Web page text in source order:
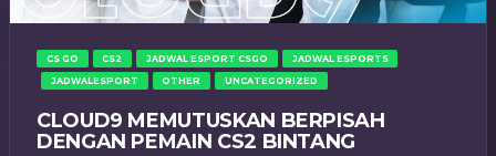
CS GO CS2 JADWAL ESPORT CSGO
JADWAL ESPORTS
JADWALESPORT
OTHER UNCATEGORIZED
CLOUD9 MEMUTUSKAN BERPISAH
DENGAN PEMAIN CS2 BINTANG